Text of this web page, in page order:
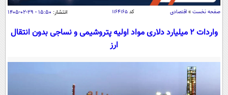
پیوند ها
سیاسی
اقتصاد
صفحه نخست » اقتصادی کد۱۱۶۴۱۶۵ انتشار: ۱۵:۵۰ - ۲۹-۰۲-۱۴۰۵
واردات ۲ میلیارد دلاری مواد اولیه پتروشیمی و نساجی بدون انتقال
ارز